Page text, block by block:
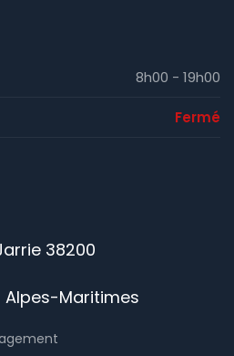
8h00 - 19h00
Fermé
38200
Alpes-Maritimes